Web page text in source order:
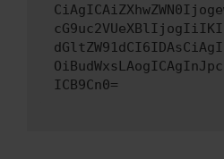
ICB9Cn0=